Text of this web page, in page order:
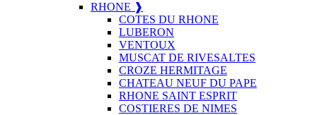
RHONE ❱
COTES DU RHONE
LUBERON
VENTOUX
MUSCAT DE RIVESALTES
CROZE HERMITAGE
CHATEAU NEUF DU PAPE
RHONE SAINT ESPRIT
COSTIERES DE NIMES